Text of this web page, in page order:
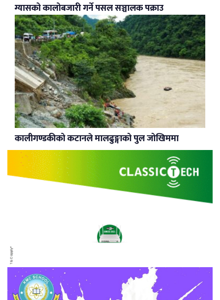
ग्यासको कालोबजारी गर्ने पसल सञ्चालक पक्राउ
कालीगण्डकीको कटानले मालढुङ्गाको पुल जोखिममा